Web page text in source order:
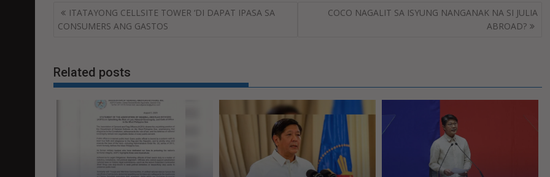
Post
navigation
ITATAYONG CELLSITE TOWER ‘DI DAPAT IPASA SA
CONSUMERS ANG GASTOS
COCO NAGALIT SA ISYUNG NANGANAK NA SI JULIA
ABROAD?
Related posts